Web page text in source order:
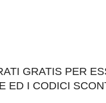
GRATIS PER
ED I CODICI